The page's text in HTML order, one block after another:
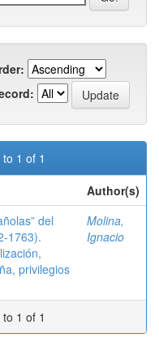
1 of 1
Author(s)
del
1763).
privilegios
Molina,
Ignacio
1 of 1